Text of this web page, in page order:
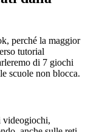
perché la maggior
tutorial
di 7 giochi
scuole non blocca.
videogiochi,